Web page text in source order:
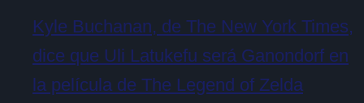
Kyle Buchanan, de The New York Times,
dice que Uli Latukefu será Ganondorf en
la película de The Legend of Zelda